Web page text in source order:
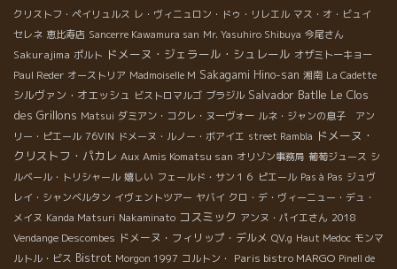
クリストフ・ペイリュルス レ・ヴィニュロン・ドゥ・リレエル マス・オ・ビュイ
セレネ 恵比寿店 Sancerre Kawamura san Mr. Yasuhiro Shibuya 今尾さん
Sakurajima ポルト ドメーヌ・ジェラール・シュレール オザミトーキョー
Paul Reder オーストリア Madmoiselle M Sakagami Hino-san 湘南 La Cadette
シルヴァン・オエッシュ ビストロマルゴ ブラジル Salvador Batlle Le Clos
des Grillons Matsui ダミアン・コクレ・ヌーヴォー ルネ・ジャンの息子 アン
リー・ピエール 76VIN ドメーヌ・ルノー・ボアイエ street Rambla ドメーヌ・
クリストフ・パカレ Aux Amis Komatsu san オリゾン事務局 葡萄ジュース シ
ルベール・トリシャール 嬉しい フェールド・サン１６ ピエール Pas à Pas ジュヴ
レイ・シャンベルタン イヴェントツアー ヤバイ クロ・デ・ヴィーニュー・デュ・
メイヌ Kanda Matsuri Nakaminato コスミック アンヌ・パイエさん 2018
Vendange Descombes ドメーヌ・フィリップ・デルメ QV.g Haut Medoc モンマ
ルトル・ビス Bistrot Morgon 1997 コルトン・ Paris bistro MARGO Pinell de